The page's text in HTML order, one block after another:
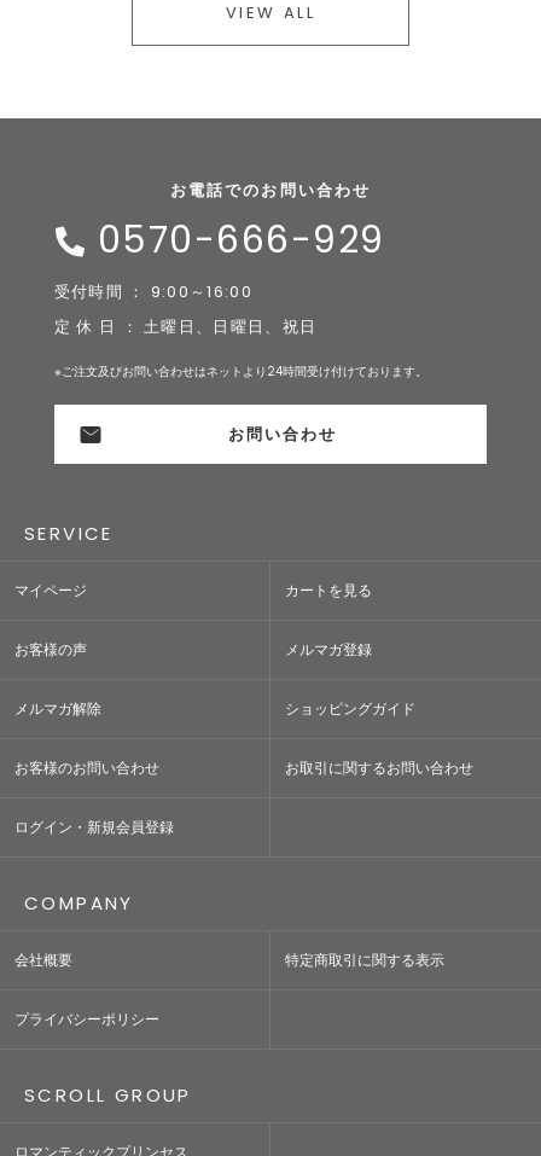
VIEW ALL
お電話でのお問い合わせ
0570-666-929
受付時間 ： 9:00～16:00
定 休 日 ： 土曜日、日曜日、祝日
※ご注文及びお問い合わせはネットより24時間受け付けております。
お問い合わせ
SERVICE
マイページ カートを見る
お客様の声 メルマガ登録
メルマガ解除 ショッピングガイド
お客様のお問い合わせ お取引に関するお問い合わせ
ログイン・新規会員登録
COMPANY
会社概要 特定商取引に関する表示
プライバシーポリシー
SCROLL GROUP